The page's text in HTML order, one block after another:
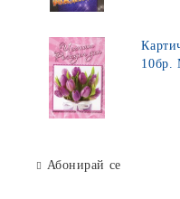
Картички
Абонирай се